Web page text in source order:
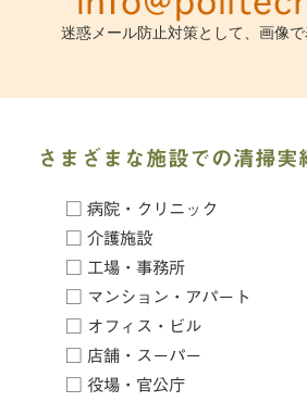
迷惑メール防止対策として、画像で
さまざまな施設での清掃実
□ 病院・クリニック
□ 介護施設
□ 工場・事務所
□ マンション・アパート
□ オフィス・ビル
□ 店舗・スーパー
□ 役場・官公庁